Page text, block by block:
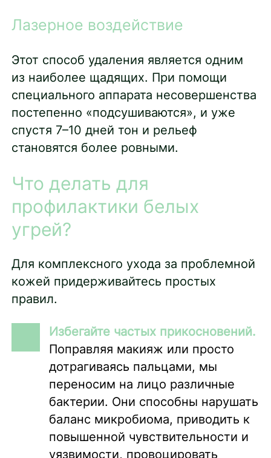
Лазерное воздействие
Этот способ удаления является одним
из наиболее щадящих. При помощи
специального аппарата несовершенства
постепенно «подсушиваются», и уже
спустя 7–10 дней тон и рельеф
становятся более ровными.
Что делать для
профилактики белых
угрей?
Для комплексного ухода за проблемной
кожей придерживайтесь простых
правил.
Избегайте частых прикосновений.
Поправляя макияж или просто
дотрагиваясь пальцами, мы
переносим на лицо различные
бактерии. Они способны нарушать
баланс микробиома, приводить к
повышенной чувствительности и
уязвимости, провоцировать